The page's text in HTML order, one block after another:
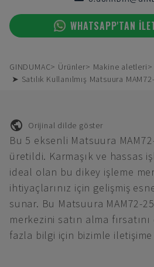
WHATSAPP'TAN
GINDUMAC Ürünler
Makine aletleri
➤ Satılık Kullanılmış Matsuura
Orijinal dilde göster
Bu 5 eksenli Matsuura
üretildi. Karmaşık ve hassas
ideal olan bu dikey işleme
ihtiyaçlarınız için gelişmiş
sunar. Bu Matsuura MAM72-
merkezini satın alma
fazla bilgi için bizimle iletişime